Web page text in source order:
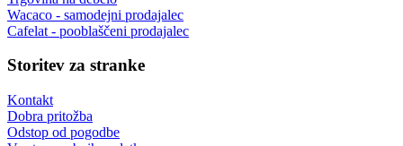
Wacaco - samodejni prodajalec
Cafelat - pooblaščeni prodajalec
Storitev za stranke
Kontakt
Dobra pritožba
Odstop od pogodbe